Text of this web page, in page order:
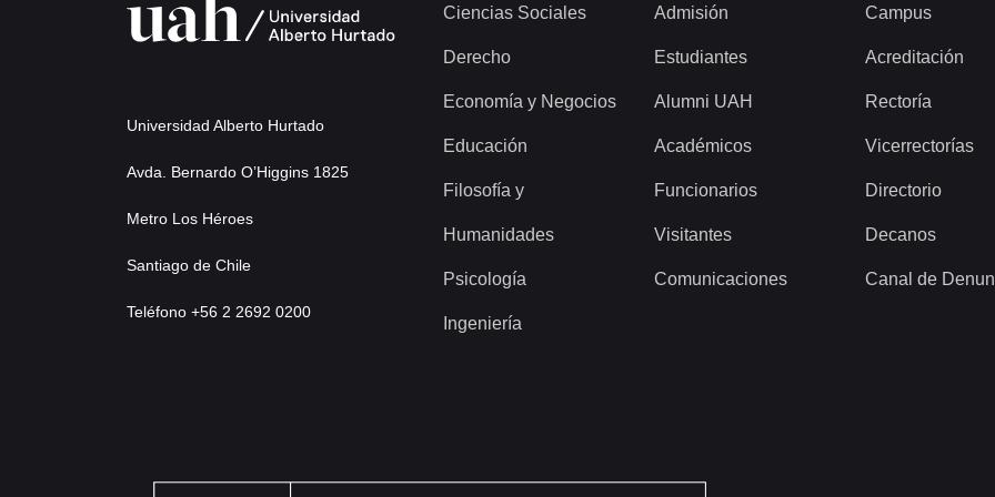
Universidad Alberto Hurtado
Avda. Bernardo O’Higgins 1825
Metro Los Héroes
Santiago de Chile
Teléfono +56 2 2692 0200
Ciencias Sociales
Derecho
Economía y Negocios
Educación
Filosofía y
Humanidades
Psicología
Ingeniería
Admisión
Estudiantes
Alumni UAH
Académicos
Funcionarios
Visitantes
Comunicaciones
Campus
Acreditación
Rectoría
Vicerrectorías
Directorio
Decanos
Canal de